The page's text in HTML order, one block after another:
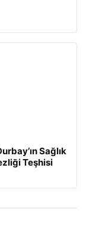
Sağlık
Teşhisi